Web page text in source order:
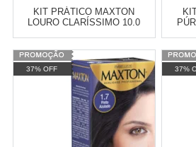
KIT PRÁTICO MAXTON
LOURO CLARÍSSIMO 10.0
Varejo: R$ 4.050,70
Atacado: R$ 2.550,90 (Apenas
Revendedor)
de R$ 255,09
Cat:CREME
COMPRAR
37% OFF 37%